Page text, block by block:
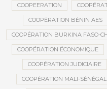
COOPEERATION
COOPÉRATION BÉNIN AES
COOPÉRATION BURKINA FASO-
COOPÉRATION ÉCONOMIQUE
COOPÉRATION JUDICIAIRE
COOPÉRATION MALI-SÉNÉGAL